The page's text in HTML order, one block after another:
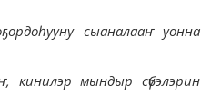
сыаналааҥ уонна
кинилэр мындыр сүбэлэрин